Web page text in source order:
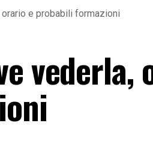
e probabili formazioni
vederla,